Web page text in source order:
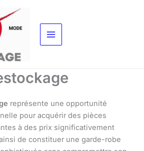
représente une opportunité
pour acquérir des pièces
à des prix significativement
de constituer une garde-robe